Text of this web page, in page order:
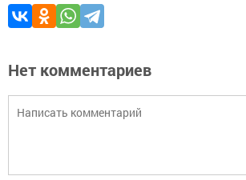
Нет комментариев